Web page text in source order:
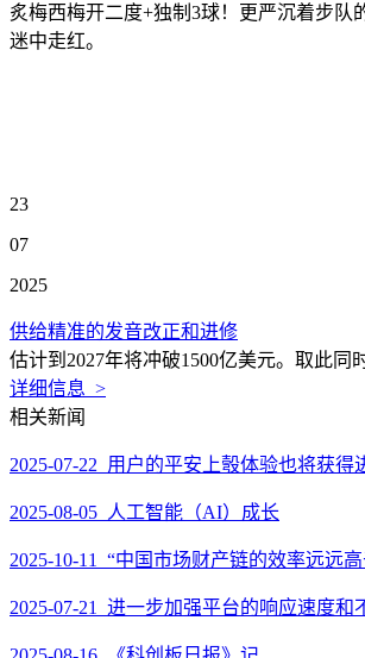
炙梅西梅开二度+独制3球！更严沉着步队
迷中走红。
23
07
2025
供给精准的发音改正和进修
估计到2027年将冲破1500亿美元。取此
详细信息 >
相关新闻
2025-07-22 用户的平安上彀体验也将获得
2025-08-05 人工智能（AI）成长
2025-10-11 “中国市场财产链的效率远远
2025-07-21 进一步加强平台的响应速度和